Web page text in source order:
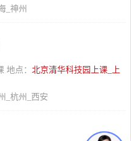
_神州
地点： 北京清华科技园上课_上
_杭州_西安